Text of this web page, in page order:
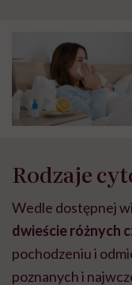
głupota i brak
wyobraźni"
Rodzaje
Wedle dostępnej
dwieście różnych
pochodzeniu i
poznanych i